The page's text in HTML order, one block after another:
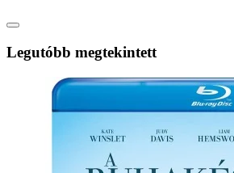
Legutóbb megtekintett